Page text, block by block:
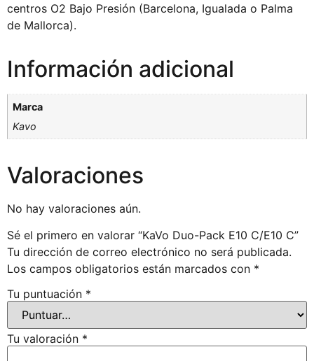
centros O2 Bajo Presión (Barcelona, Igualada o Palma
de Mallorca).
Información adicional
Marca
Kavo
Valoraciones
No hay valoraciones aún.
Sé el primero en valorar “KaVo Duo-Pack E10 C/E10 C”
Tu dirección de correo electrónico no será publicada.
Los campos obligatorios están marcados con *
Tu puntuación *
Tu valoración *